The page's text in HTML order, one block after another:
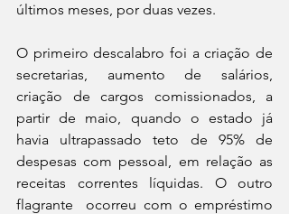
últimos meses, por duas vezes.
O primeiro descalabro foi a criação de
secretarias, aumento de salários,
criação de cargos comissionados, a
partir de maio, quando o estado já
havia ultrapassado teto de 95% de
despesas com pessoal, em relação as
receitas correntes líquidas. O outro
flagrante  ocorreu com o empréstimo